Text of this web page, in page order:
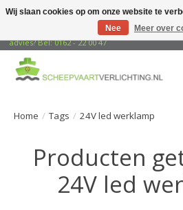
Gratis verzending naar adressen in
advies? Bel: 0162 - 22 00 47
Home / Tags / 24V led werklamp
Producten
24V led
Wij slaan cookies op om onze website te
Nee
Meer over